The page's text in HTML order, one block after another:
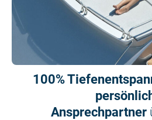
100%
Ansprechpartner